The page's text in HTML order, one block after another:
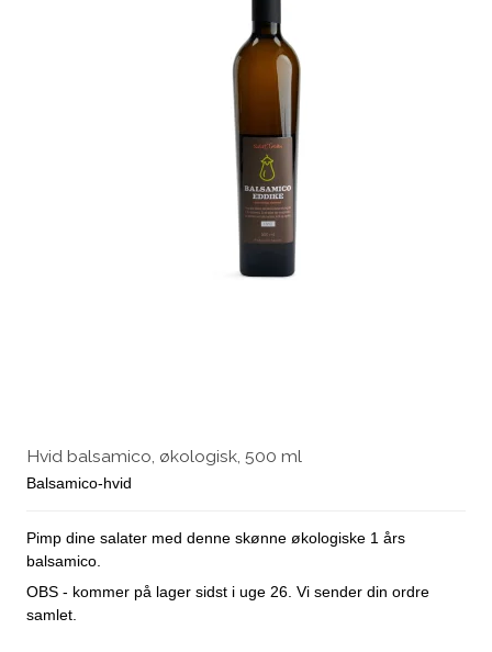
Hvid balsamico, økologisk, 500 ml
Balsamico-hvid
Pimp dine salater med denne skønne økologiske 1 års
balsamico.
OBS - kommer på lager sidst i uge 26. Vi sender din ordre
samlet.